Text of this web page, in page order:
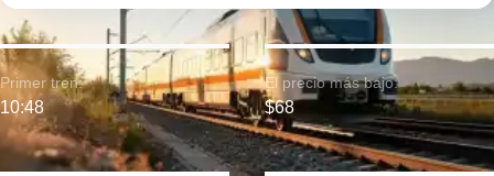
Primer tren:
10:48
El precio más bajo:
$68